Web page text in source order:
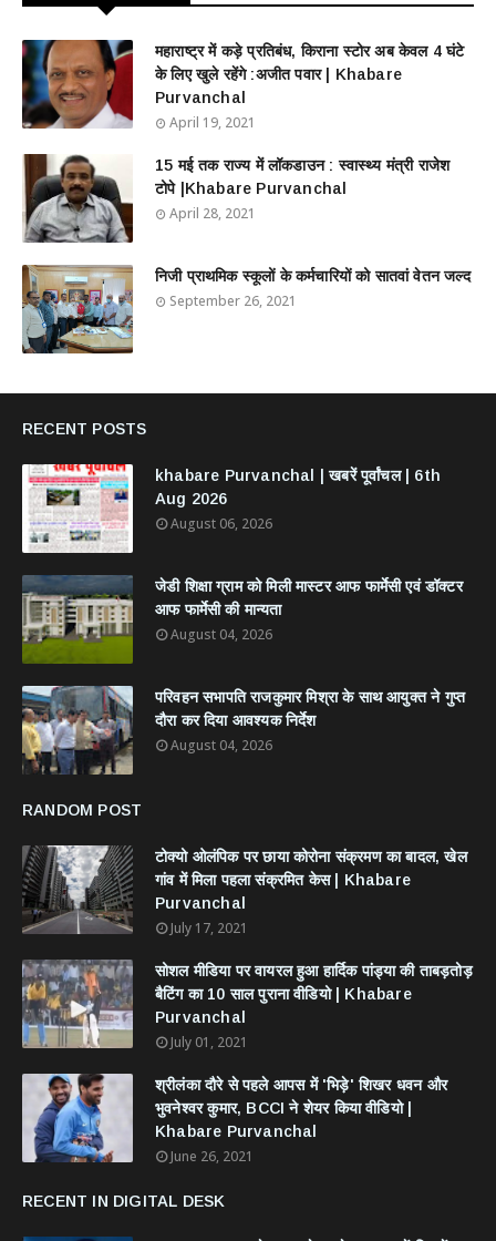
महाराष्ट्र में कड़े प्रतिबंध, किराना स्टोर अब केवल 4 घंटे
के लिए खुले रहेंगे :अजीत पवार | Khabare
Purvanchal
April 19, 2021
15 मई तक राज्य में लॉकडाउन : स्वास्थ्य मंत्री राजेश
टोपे |Khabare Purvanchal
April 28, 2021
निजी प्राथमिक स्कूलों के कर्मचारियों को सातवां वेतन जल्द
September 26, 2021
RECENT POSTS
khabare Purvanchal | खबरें पूर्वांचल | 6th
Aug 2026
August 06, 2026
जेडी शिक्षा ग्राम को मिली मास्टर आफ फार्मेसी एवं डॉक्टर
आफ फार्मेसी की मान्यता
August 04, 2026
परिवहन सभापति राजकुमार मिश्रा के साथ आयुक्त ने गुप्त
दौरा कर दिया आवश्यक निर्देश
August 04, 2026
RANDOM POST
टोक्यो ओलंपिक पर छाया कोरोना संक्रमण का बादल, खेल
गांव में मिला पहला संक्रमित केस | Khabare
Purvanchal
July 17, 2021
सोशल मीडिया पर वायरल हुआ हार्दिक पांड्या की ताबड़तोड़
बैटिंग का 10 साल पुराना वीडियो | Khabare
Purvanchal
July 01, 2021
श्रीलंका दौरे से पहले आपस में 'भिड़े' शिखर धवन और
भुवनेश्वर कुमार, BCCI ने शेयर किया वीडियो |
Khabare Purvanchal
June 26, 2021
RECENT IN DIGITAL DESK